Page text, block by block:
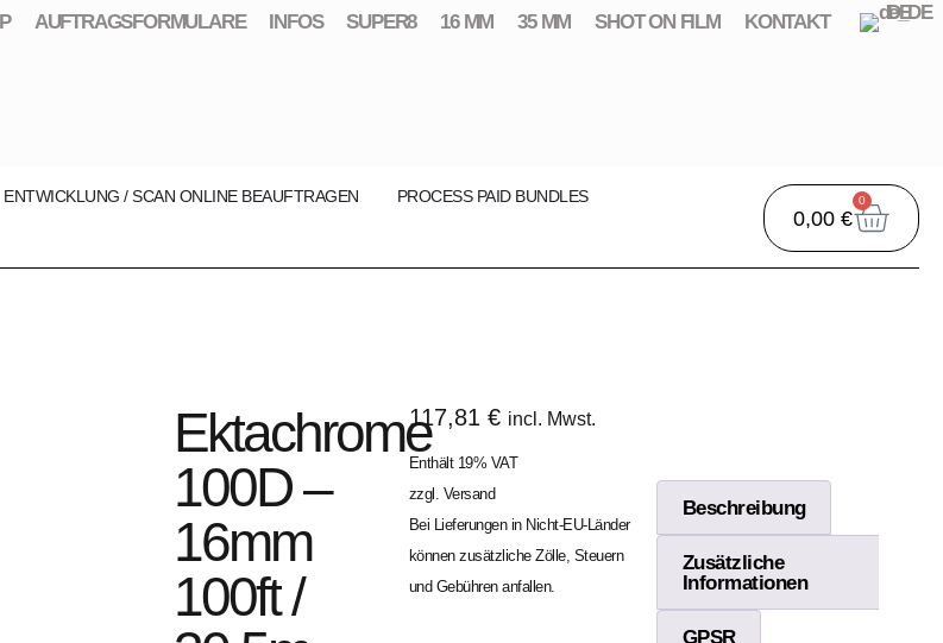
AUFTRAGSFORMULARE INFOS SUPER8 16 MM 35 MM SHOT ON FILM KONTAKT DE
ENTWICKLUNG / SCAN ONLINE BEAUFTRAGEN
PROCESS PAID BUNDLES
0,00 €
0
Ektachrome
100D –
16mm
100ft /
117,81 € incl. Mwst.
Enthält 19% VAT
zzgl. Versand
Bei Lieferungen in Nicht-EU-Länder
können zusätzliche Zölle, Steuern
und Gebühren anfallen.
Beschreibung
Zusätzliche
Informationen
GPSR